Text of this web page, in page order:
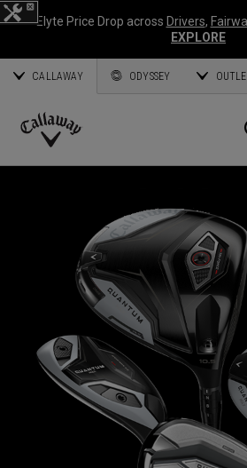
Elyte Price Drop across Drivers,
EXPLORE
CALLAWAY ODYSSEY
Callaway